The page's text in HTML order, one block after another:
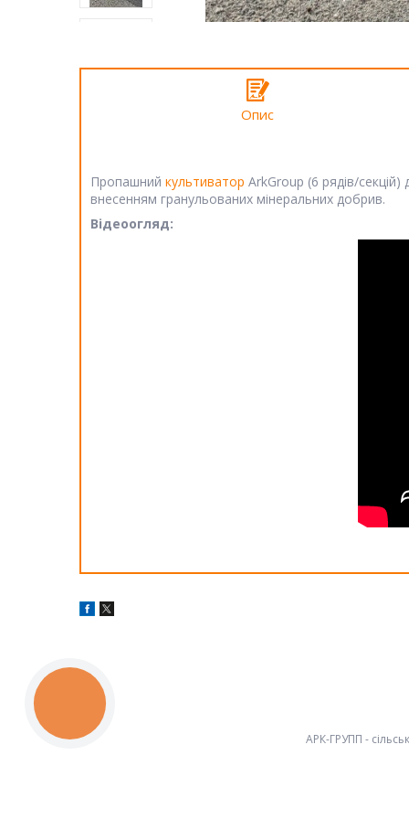
Опис
Пропашний культиватор ArkGroup (6 рядів/
внесенням гранульованих мінеральних добрив.
Відеоогляд: